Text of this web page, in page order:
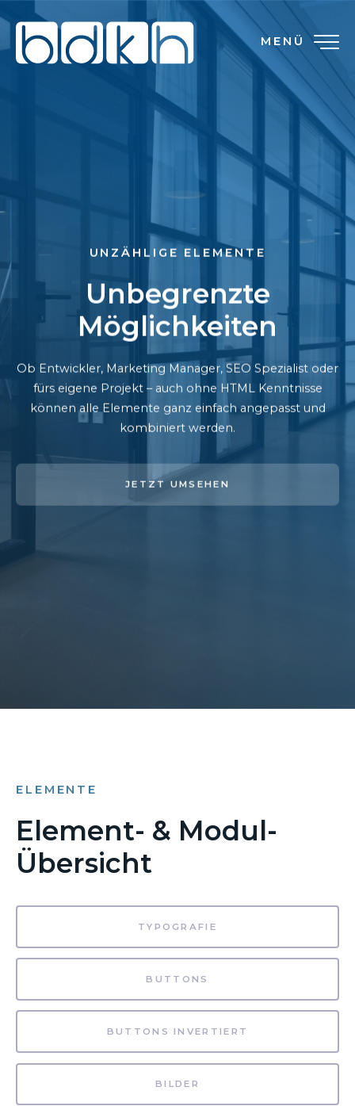
MENÜ
UNZÄHLIGE ELEMENTE
Unbegrenzte
Möglichkeiten
Ob Entwickler, Marketing Manager, SEO Spezialist oder
fürs eigene Projekt – auch ohne HTML Kenntnisse
können alle Elemente ganz einfach angepasst und
kombiniert werden.
JETZT UMSEHEN
ELEMENTE
Element- & Modul-
Übersicht
TYPOGRAFIE
BUTTONS
BUTTONS INVERTIERT
BILDER